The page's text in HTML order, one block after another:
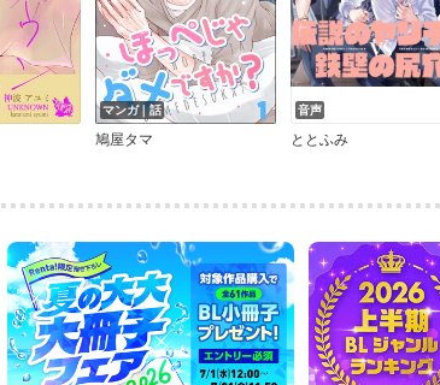
マンガ｜話
鳩屋タマ
音声
ととふみ